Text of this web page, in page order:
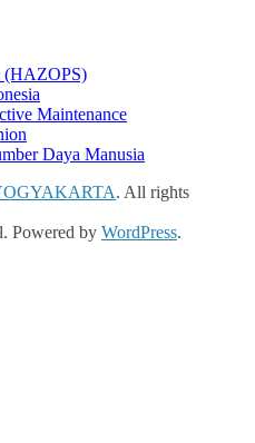
(HAZOPS)
Maintenance
Daya Manusia
. All rights
Powered by WordPress.